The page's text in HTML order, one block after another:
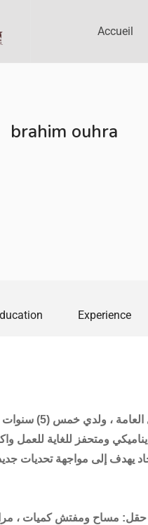
Accueil
brahim ouhra
Experience
+ حقل: مساح ومفتش كميات ،